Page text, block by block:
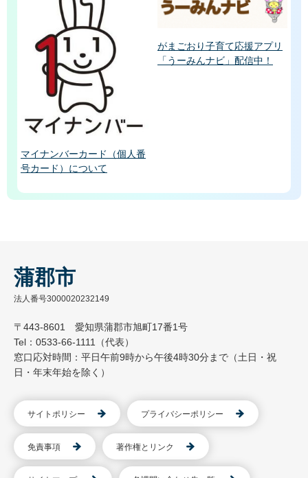
マイナンバーカード（個人番
号カード）について
がまごおり子育て応援アプリ
「うーみんナビ」配信中！
蒲郡市
法人番号3000020232149
〒443-8601 愛知県蒲郡市旭町17番1号
Tel：0533-66-1111（代表）
窓口応対時間：平日午前9時から午後4時30分まで（土日・祝
日・年末年始を除く）
サイトポリシー プライバシーポリシー
免責事項 著作権とリンク